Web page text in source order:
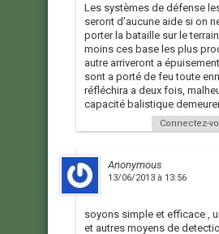
Les systèmes de défense
seront d’aucune aide si on
porter la bataille sur le
moins ces base les plus
autre arriveront a
sont a porté de feu toute
réfléchira a deux fois,
capacité balistique
Connectez-
Anonymous
13/06/2013 à 13:56
soyons simple et efficace ,
et autres moyens de